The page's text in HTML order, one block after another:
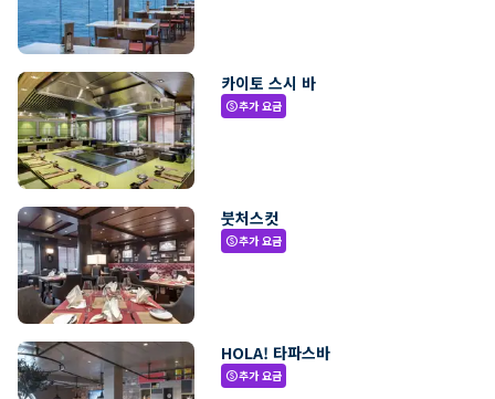
카이토 스시 바
paid추가 요금
붓처스컷
paid추가 요금
HOLA! 타파스바
paid추가 요금